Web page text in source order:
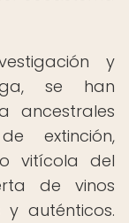
y
se han
ancestrales
extinción,
vitícola del
de vinos
auténticos.